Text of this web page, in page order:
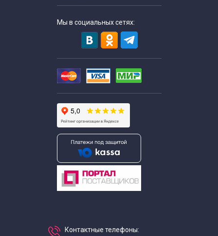
Мы в социальных сетях:
Контактные телефоны: